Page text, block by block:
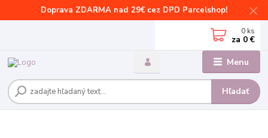
Doprava ZDARMA nad 29€ cez DPD Parcelshop!
Menu
Hľadať
0 ks
za 0 €